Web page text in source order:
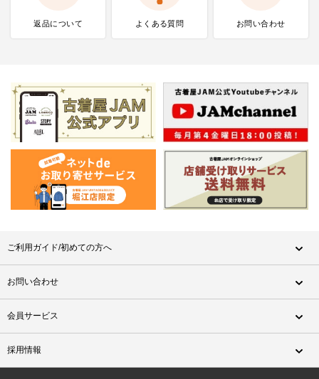
返品について よくある質問 お問い合わせ
ご利用ガイド/初めての方へ
お問い合わせ
会員サービス
採用情報